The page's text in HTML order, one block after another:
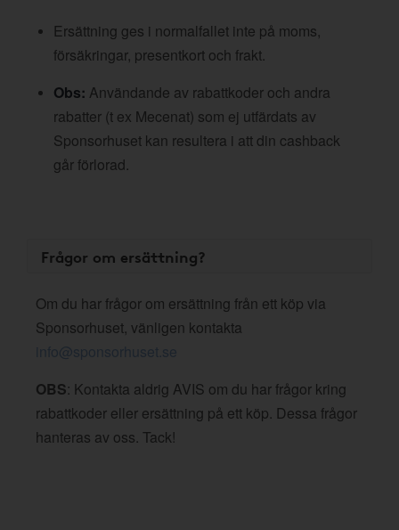
Ersättning ges i normalfallet inte på moms,
försäkringar, presentkort och frakt.
Obs: Användande av rabattkoder och andra
rabatter (t ex Mecenat) som ej utfärdats av
Sponsorhuset kan resultera i att din cashback
går förlorad.
Frågor om ersättning?
Om du har frågor om ersättning från ett köp via
Sponsorhuset, vänligen kontakta
info@sponsorhuset.se
OBS: Kontakta aldrig AVIS om du har frågor kring
rabattkoder eller ersättning på ett köp. Dessa frågor
hanteras av oss. Tack!